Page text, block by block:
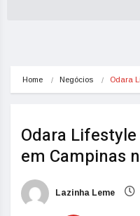
Home Negócios Odara
Odara
em Campinas
Lazinha Leme